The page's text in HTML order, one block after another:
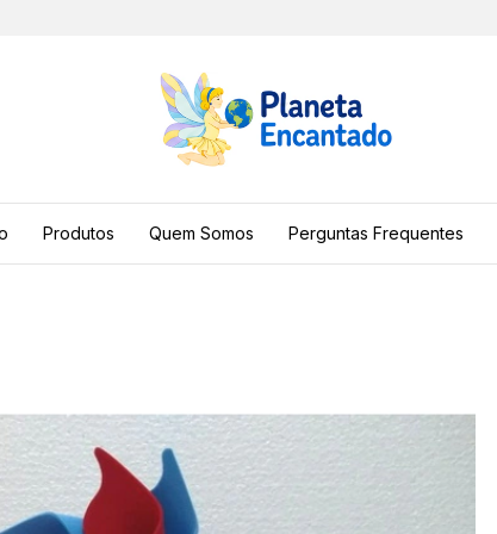
Produtos Quem Somos Perguntas Frequentes